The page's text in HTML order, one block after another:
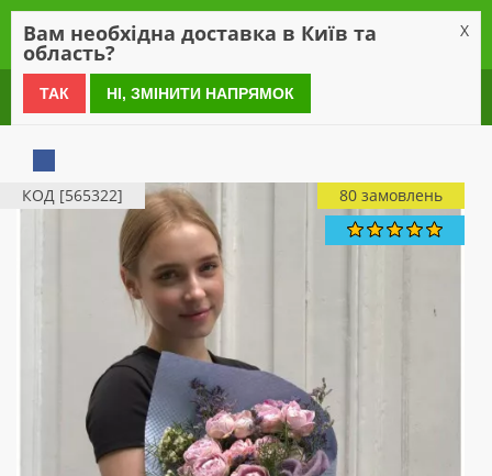
0 800 21 54 55
КОД [565322] 80 замовлень
Вам необхідна доставка в Київ та
область?
X
ТАК НІ, ЗМІНИТИ НАПРЯМОК